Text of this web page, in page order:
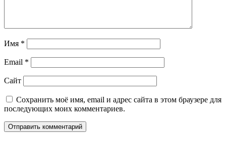
Имя *
Email *
Сайт
Сохранить моё имя, email и адрес сайта в этом браузере для
последующих моих комментариев.